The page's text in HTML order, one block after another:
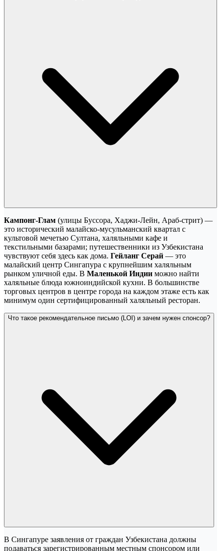
Кампонг-Глам (улицы Буссора, Хаджи-Лейн, Араб-стрит) —
это исторический малайско-мусульманский квартал с
культовой мечетью Султана, халяльными кафе и
текстильными базарами; путешественники из Узбекистана
чувствуют себя здесь как дома. Гейланг Серай — это
малайский центр Сингапура с крупнейшим халяльным
рынком уличной еды. В Маленькой Индии можно найти
халяльные блюда южноиндийской кухни. В большинстве
торговых центров в центре города на каждом этаже есть как
минимум один сертифицированный халяльный ресторан.
Что такое рекомендательное письмо (LOI) и зачем нужен спонсор?
В Сингапуре заявления от граждан Узбекистана должны
подаваться зарегистрированным местным спонсором или